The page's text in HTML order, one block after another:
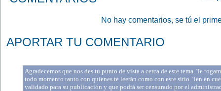
No hay comentarios, se tú el
APORTAR TU COMENTARIO
Agradecemos que nos des tu punto de vista a cerca de este tema. Te
todo momento tanto con quienes te leerán como con este sitio. Ten en
validado para su publicación y que podrá ser censurado por el